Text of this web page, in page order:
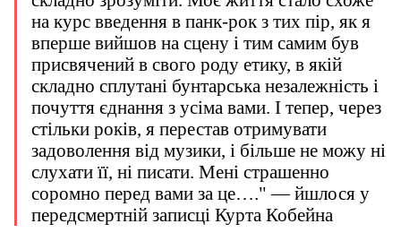
на курс введення в панк-рок з тих пір, як я
вперше вийшов на сцену і тим самим був
присвячений в свого роду етику, в якій
складно сплутані бунтарська незалежність і
почуття єднання з усіма вами. І тепер, через
стільки років, я перестав отримувати
задоволення від музики, і більше не можу ні
слухати її, ні писати. Мені страшенно
соромно перед вами за це…." — йшлося у
передсмертній записці Курта Кобейна